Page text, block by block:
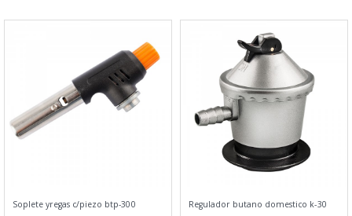
Soplete yregas c/piezo btp-300 Regulador butano domestico k-30